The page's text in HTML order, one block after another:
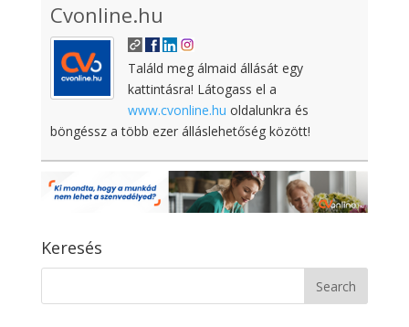
Cvonline.hu
Találd meg álmaid állását egy
kattintásra! Látogass el a
www.cvonline.hu oldalunkra és
böngéssz a több ezer álláslehetőség között!
Keresés